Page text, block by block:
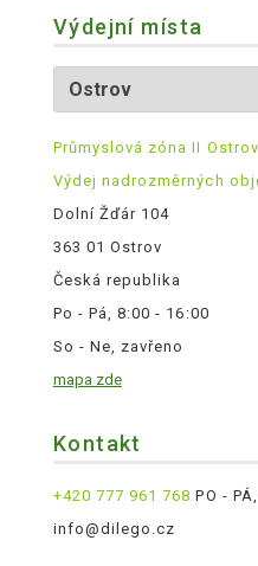
Výdejní místa
Průmyslová zóna II
Výdej nadrozměrných
Dolní Žďár 104
363 01 Ostrov
Česká republika
Po - Pá, 8:00 - 16:00
So - Ne, zavřeno
mapa zde
Kontakt
+420 777 961 768 PO -
info@dilego.cz